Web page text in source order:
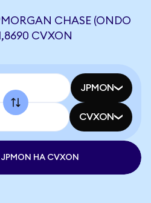
CHASE (ONDO
CVXON
JPMON
CVXON
НА CVXON